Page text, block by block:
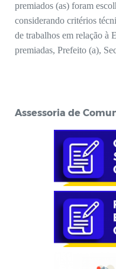
premiados (as) foram
considerando critérios
de trabalhos em relação à
premiadas, Prefeito (a),
Assessoria de